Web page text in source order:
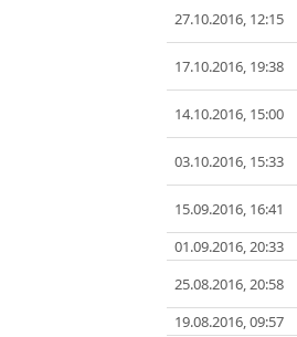
27.10.2016, 12:15
17.10.2016, 19:38
14.10.2016, 15:00
03.10.2016, 15:33
15.09.2016, 16:41
01.09.2016, 20:33
25.08.2016, 20:58
19.08.2016, 09:57